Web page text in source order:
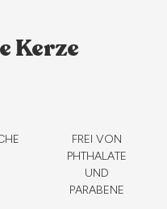
Kerze
FREI VON
PHTHALATE
UND
PARABENE